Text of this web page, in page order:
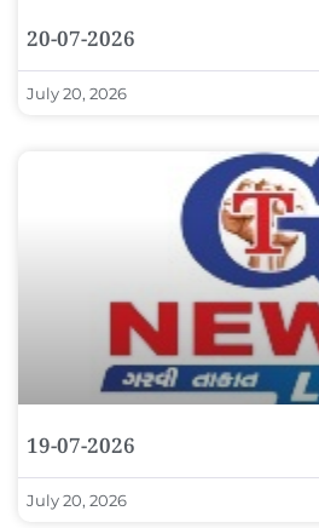
20-07-2026
July 20, 2026
19-07-2026
July 20, 2026